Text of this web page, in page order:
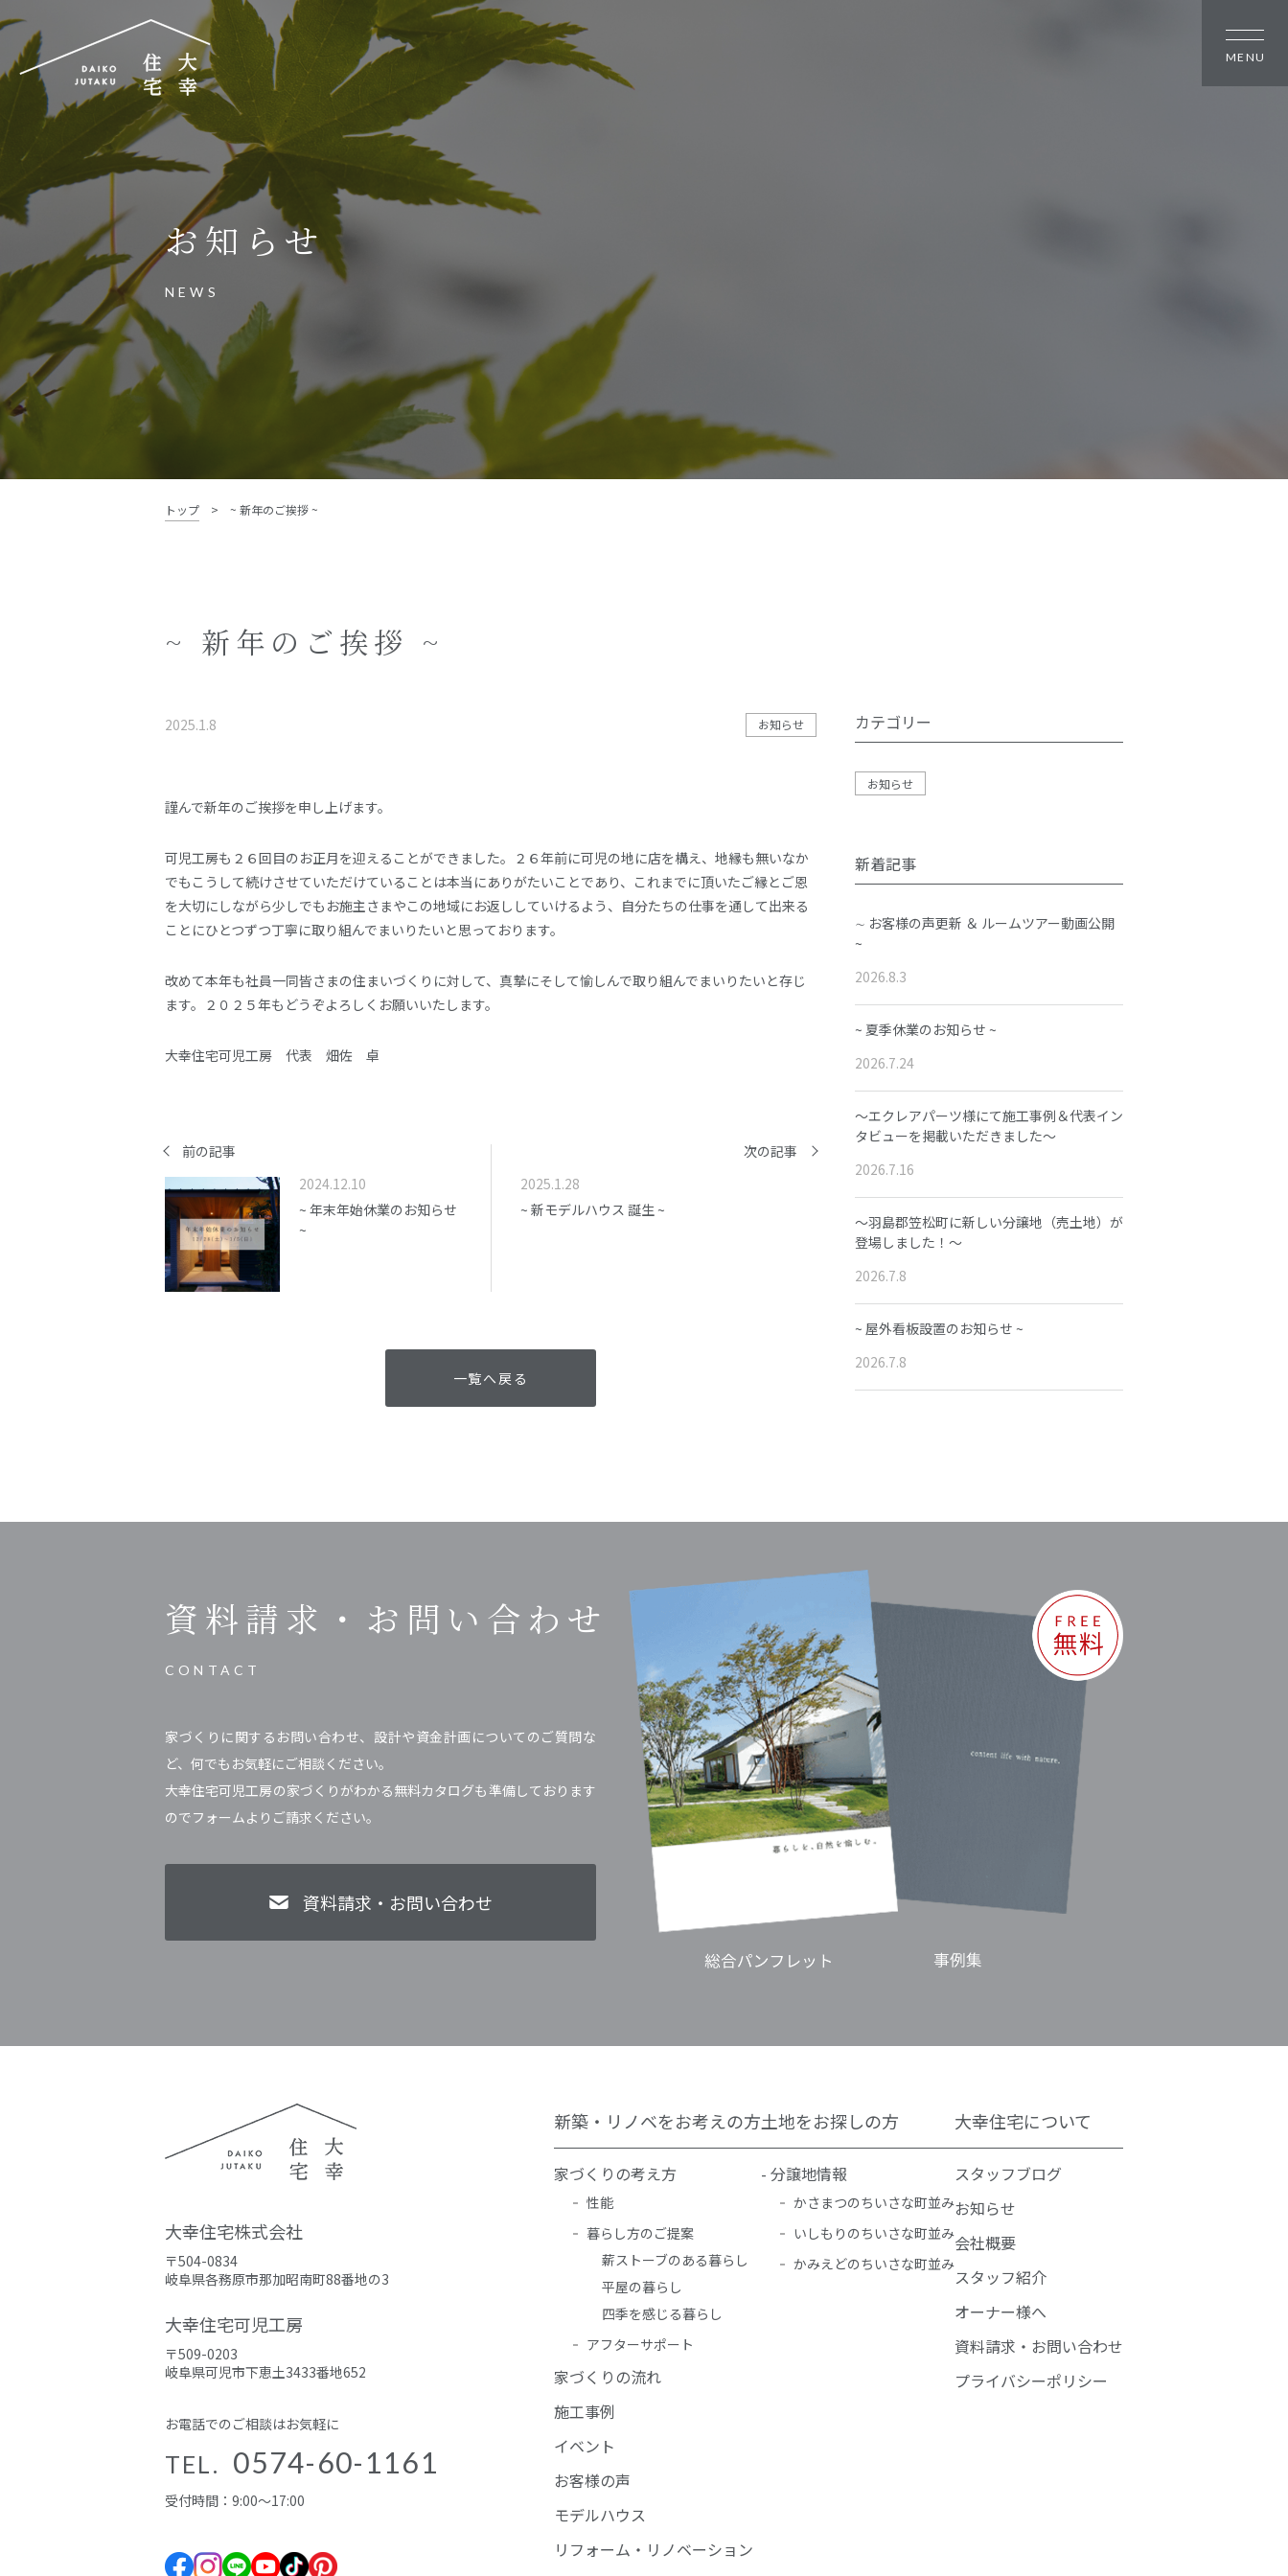
大幸住宅株式会社
〒504-0834
岐阜県各務原市那加昭南町88番地の3
大幸住宅可児工房
岐阜県可児市下恵土3433番地652
お電話でのご相談はお気軽に
TEL. 0574-60-1161
資料請求・お問い合わせ
暮らし方のご提案
薪ストーブのある暮らし
平屋の暮らし
四季を感じる暮らし
アフターサポート
家づくりの流れ
イベント
お知らせ
NEWS
トップ > ~ 新年のご挨拶 ~
~ 新年のご挨拶 ~
2025.1.8 お知らせ
謹んで新年のご挨拶を申し上げます。
可児工房も２６回目のお正月を迎えることができました。２６年前に可児の地に店を構え、地縁も無いなか
でもこうして続けさせていただけていることは本当にありがたいことであり、これまでに頂いたご縁とご恩
を大切にしながら少しでもお施主さまやこの地域にお返ししていけるよう、自分たちの仕事を通して出来る
ことにひとつずつ丁寧に取り組んでまいりたいと思っております。
改めて本年も社員一同皆さまの住まいづくりに対して、真摯にそして愉しんで取り組んでまいりたいと存じ
ます。２０２５年もどうぞよろしくお願いいたします。
大幸住宅可児工房 代表 畑佐 卓
前の記事
2024.12.10
~ 年末年始休業のお知らせ
~
次の記事
2025.1.28
~ 新モデルハウス 誕生 ~
一覧へ戻る
カテゴリー
お知らせ
新着記事
∼ お客様の声更新 ＆ ルームツアー動画公開
~
2026.8.3
~ 夏季休業のお知らせ ~
2026.7.24
～エクレアパーツ様にて施工事例＆代表イン
タビューを掲載いただきました～
2026.7.16
～羽島郡笠松町に新しい分譲地（売土地）が
登場しました！～
2026.7.8
~ 屋外看板設置のお知らせ ~
2026.7.8
資料請求・ お問い合わせ
CONTACT
家づくりに関するお問い合わせ、設計や資金計画についてのご質問な
ど、何でもお気軽にご相談ください。
大幸住宅可児工房の家づくりがわかる無料カタログも準備しております
のでフォームよりご請求ください。
資料請求・お問い合わせ
大幸住宅株式会社
〒504-0834
岐阜県各務原市那加昭南町88番地の3
大幸住宅可児工房
〒509-0203
岐阜県可児市下恵土3433番地652
お電話でのご相談はお気軽に
TEL. 0574-60-1161
受付時間：9:00～17:00
新築・リノベをお考えの方
家づくりの考え方
性能
暮らし方のご提案
薪ストーブのある暮らし
平屋の暮らし
四季を感じる暮らし
アフターサポート
家づくりの流れ
施工事例
イベント
お客様の声
モデルハウス
リフォーム・リノベーション
土地をお探しの方
- 分譲地情報
かさまつのちいさな町並み
いしもりのちいさな町並み
かみえどのちいさな町並み
大幸住宅について
スタッフブログ
お知らせ
会社概要
スタッフ紹介
オーナー様へ
資料請求・お問い合わせ
プライバシーポリシー